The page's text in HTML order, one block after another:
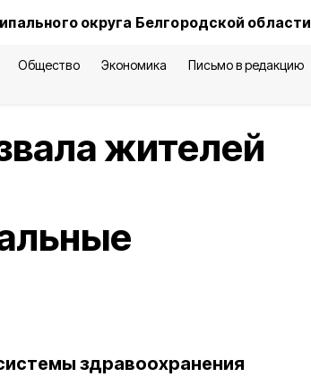
округа Белгородской области
Общество Экономика Письмо в редакцию
жителей
здравоохранения